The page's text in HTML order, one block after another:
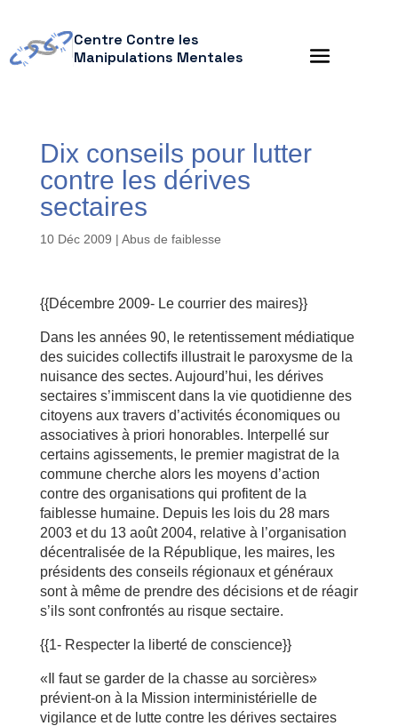
Centre Contre les
Manipulations Mentales
Dix conseils pour lutter
contre les dérives
sectaires
10 Déc 2009 | Abus de faiblesse
{{Décembre 2009- Le courrier des maires}}
Dans les années 90, le retentissement médiatique
des suicides collectifs illustrait le paroxysme de la
nuisance des sectes. Aujourd’hui, les dérives
sectaires s’immiscent dans la vie quotidienne des
citoyens aux travers d’activités économiques ou
associatives à priori honorables. Interpellé sur
certains agissements, le premier magistrat de la
commune cherche alors les moyens d’action
contre des organisations qui profitent de la
faiblesse humaine. Depuis les lois du 28 mars
2003 et du 13 août 2004, relative à l’organisation
décentralisée de la République, les maires, les
présidents des conseils régionaux et généraux
sont à même de prendre des décisions et de réagir
s’ils sont confrontés au risque sectaire.
{{1- Respecter la liberté de conscience}}
«Il faut se garder de la chasse au sorcières»
prévient-on à la Mission interministérielle de
vigilance et de lutte contre les dérives sectaires